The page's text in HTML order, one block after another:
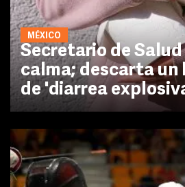
MÉXICO
Secretario de
calma; descarta
de 'diarrea